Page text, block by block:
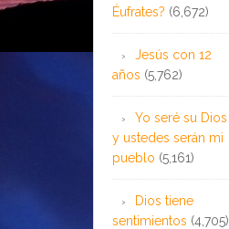
Éufrates? (6,672)
Jesús con 12
años (5,762)
Yo seré su Dios
y ustedes serán mi
pueblo (5,161)
Dios tiene
sentimientos (4,705)